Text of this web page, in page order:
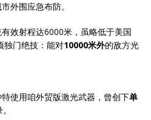
外围应急布防。
效射程达6000米，虽略低于美国
独门绝技：能对10000米外的敌方光
使用咱外贸版激光武器，曾创下单